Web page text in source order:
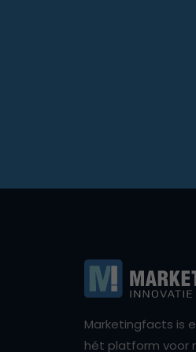
Marketingfacts is
hét platform voor